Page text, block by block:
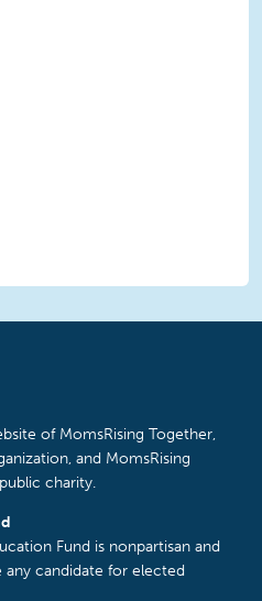
of MomsRising Together,
and MomsRising
charity.
Fund is nonpartisan and
candidate for elected